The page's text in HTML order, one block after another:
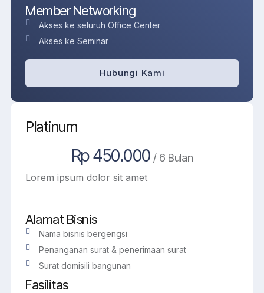
Member Networking
Akses ke seluruh Office Center
Akses ke Seminar
Hubungi Kami
Platinum
Rp 450.000 / 6 Bulan
Lorem ipsum dolor sit amet
Alamat Bisnis
Nama bisnis bergengsi
Penanganan surat & penerimaan surat
Surat domisili bangunan
Fasilitas